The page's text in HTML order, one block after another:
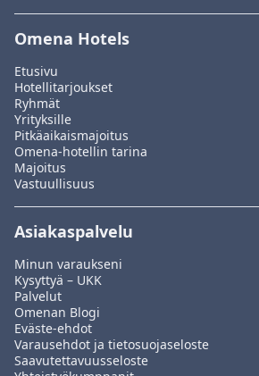
Omena Hotels
Etusivu
Hotellitarjoukset
Ryhmät
Yrityksille
Pitkäaikaismajoitus
Omena-hotellin tarina
Majoitus
Vastuullisuus
Asiakaspalvelu
Minun varaukseni
Kysyttyä – UKK
Palvelut
Omenan Blogi
Eväste-ehdot
Varausehdot ja tietosuojaseloste
Saavutettavuusseloste